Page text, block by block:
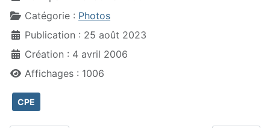
Catégorie : Photos
Publication : 25 août 2023
Création : 4 avril 2006
Affichages : 1006
CPE